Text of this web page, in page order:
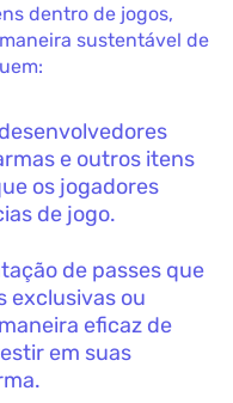
dentro de jogos,
sustentável de
e outros itens
os jogadores
de jogo.
de passes que
exclusivas ou
eficaz de
em suas